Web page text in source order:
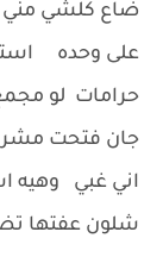
ضاع كلشي مني
على وحده
حرامات لو
جان فتحت
اني غبي وهيه
شلون عفتها